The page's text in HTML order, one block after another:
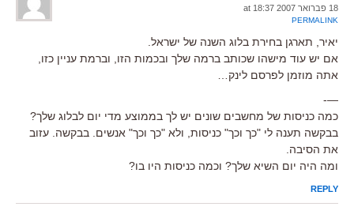
18 פברואר 2007 at 18:37
PERMALINK
יאיר, תארגן בחירת בלוג השנה של ישראל.
אם יש עוד מישהו שכותב ברמה שלך ובכמות הזו, וברמת עניין כזו,
אתה מוזמן לפרסם לינק…
—-
כמה כניסות של מחשבים שונים יש לך בממוצע מדי יום לבלוג שלך?
בבקשה תענה לי "כך וכך" כניסות, ולא "כך וכך" אנשים. בבקשה. עזוב
את הסיבה.
ומה היה יום השיא שלך? וכמה כניסות היו בו?
REPLY